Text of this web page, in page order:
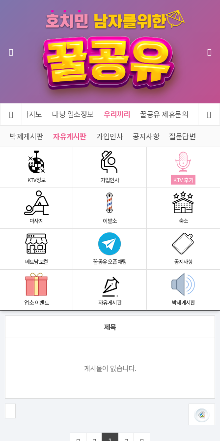
어 & 카지노 다낭 업소정보 우리끼리 꿀공유 제휴문의
박제게시판 자유게시판 가입인사 공지사항 질문답변
KTV정보 가입인사 KTV 후기
마사지 이발소 숙소
베트남로컬 꿀공유 오픈채팅 공지사항
업소 이벤트 자유게시판 박제게시판
제목
게시물이 없습니다.